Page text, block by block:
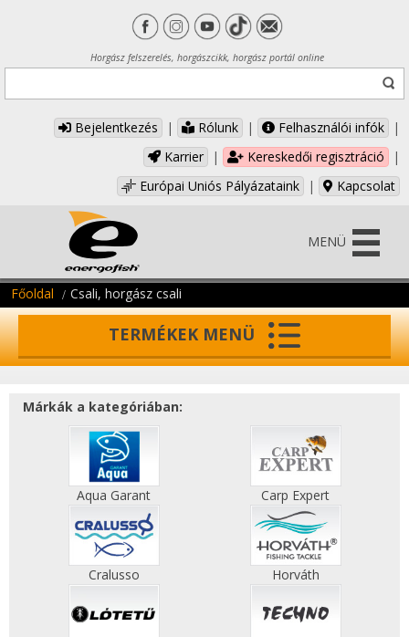
Horgász felszerelés, horgászcikk, horgász portál online
Bejelentkezés | Rólunk | Felhasználói infók
|
Karrier
| Kereskedői regisztráció
|
Európai Uniós Pályázataink
| Kapcsolat
MENÜ
Főoldal Csali, horgász csali
TERMÉKEK MENÜ
Márkák a kategóriában:
Aqua Garant Carp Expert
Cralusso Horváth